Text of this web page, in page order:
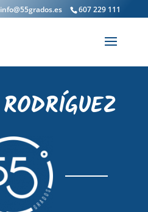
607 229 111
info@55grados.es
RODRÍGUEZ